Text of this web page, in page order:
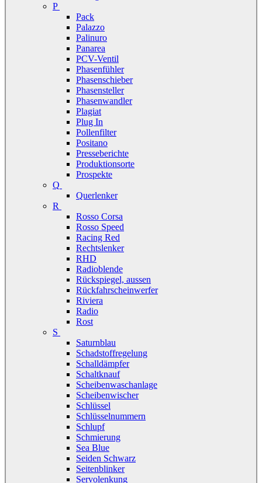
P
Pack
Palazzo
Palinuro
Panarea
PCV-Ventil
Phasenfühler
Phasenschieber
Phasensteller
Phasenwandler
Plagiat
Plug In
Pollenfilter
Positano
Presseberichte
Produktionsorte
Prospekte
Q
Querlenker
R
Rosso Corsa
Rosso Speed
Racing Red
Rechtslenker
RHD
Radioblende
Rückspiegel, aussen
Rückfahrscheinwerfer
Riviera
Radio
Rost
S
Saturnblau
Schadstoffregelung
Schalldämpfer
Schaltknauf
Scheibenwaschanlage
Scheibenwischer
Schlüssel
Schlüsselnummern
Schlupf
Schmierung
Sea Blue
Seiden Schwarz
Seitenblinker
Servolenkung